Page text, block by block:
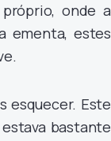
onde a
ementa, estes
esquecer. Este
bastante